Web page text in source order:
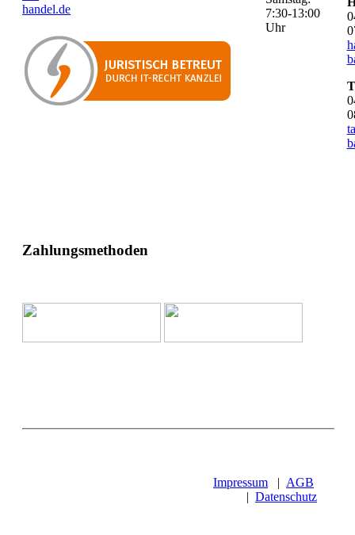
handel.de
7:30-13:00
Uhr
Zahlungsmethoden
Impressum | AGB
| Datenschutz